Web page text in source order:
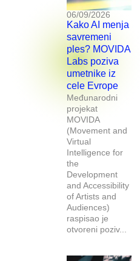
06/09/2026
Kako AI menja
savremeni
ples? MOVIDA
Labs poziva
umetnike iz
cele Evrope
Međunarodni
projekat
MOVIDA
(Movement and
Virtual
Intelligence for
the
Development
and Accessibility
of Artists and
Audiences)
raspisao je
otvoreni poziv...